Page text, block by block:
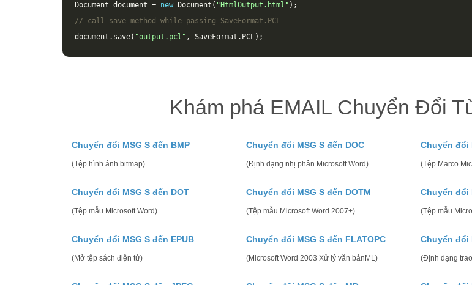
Document document = new Document ( "HtmlOutput.html" );
// call save method while passing SaveFormat.PCL
document . save( "output.pcl" , SaveFormat . PCL);
Khám phá EMAIL Chuyển Đổi
Chuyển đổi MSG S đến BMP
(Tệp hình ảnh bitmap)
Chuyển đổi MSG S đến DOC
(Định dạng nhị phân Microsoft Word)
Chuyển đổi
(Tệp Marco
Chuyển đổi MSG S đến DOT
(Tệp mẫu Microsoft Word)
Chuyển đổi MSG S đến DOTM
(Tệp mẫu Microsoft Word 2007+)
Chuyển đổi
(Tệp mẫu
Chuyển đổi MSG S đến EPUB
(Mở tệp sách điện tử)
Chuyển đổi MSG S đến FLATOPC
(Microsoft Word 2003 Xử lý văn bảnML)
Chuyển đổi
(Định dạng